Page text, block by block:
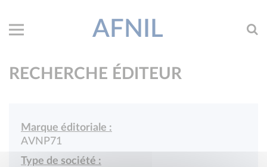
AFNIL
RECHERCHE ÉDITEUR
Marque éditoriale :
AVNP71
Type de société :